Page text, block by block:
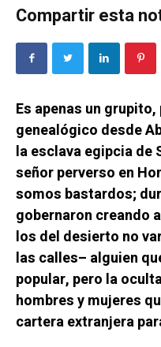
Compartir esta
Es apenas un
genealógico desde
la esclava egipcia de
señor perverso en
somos bastardos;
gobernaron creando
los del desierto no
las calles– alguien
popular, pero la
hombres y mujeres
cartera extranjera